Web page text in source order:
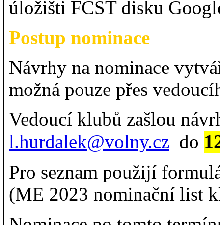
úložišti FČST disku
Postup nominace
Návrhy na nominace
možná pouze přes
Vedoucí klubů zašlou
l.hurdalek@volny.cz do
Pro seznam použijí
(ME 2023 nominační list